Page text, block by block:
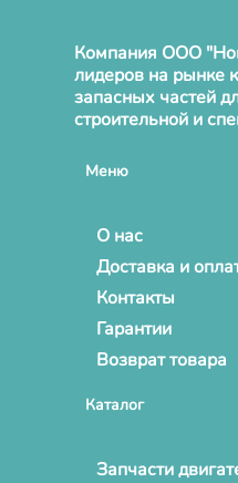
Компания ООО
лидеров на рынке
запасных частей
строительной и
Меню
О нас
Доставка и
Контакты
Гарантии
Возврат товара
Каталог
Запчасти